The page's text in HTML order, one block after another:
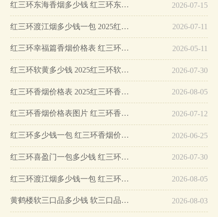
红三环东海香烟多少钱 红三环东海香烟价格表2025… 2026-07-15
红三环渡江烟多少钱一包 2025红三环渡江香烟图片及价格… 2026-07-11
红三环幸福篇香烟价格表 红三环幸福篇多少钱一包… 2026-05-11
红三环软黄多少钱 2025红三环软黄零售价格… 2026-07-30
红三环香烟价格表 2025红三环香烟多少钱一包… 2026-08-05
红三环香烟价格表图片 红三环香烟价格排行榜… 2026-07-12
红三环多少钱一包 红三环香烟价格表大全… 2026-06-25
红三环喜盈门一包多少钱 红三环喜盈门参数及图片… 2026-07-30
红三环渡江烟多少钱一包 红三环渡江香烟价格表介绍… 2026-08-05
黄鹤楼软三口品多少钱 软三口品黄鹤楼价格图片… 2026-08-03